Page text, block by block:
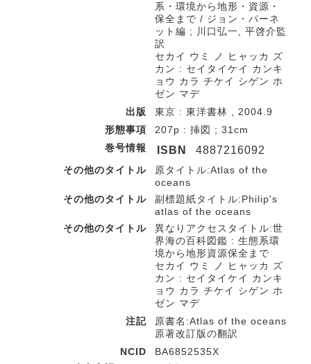
系・環境から地形・資源・
保全まで / ジョン・パーネ
ット編 ; 川口弘一, 平啓介監
訳
セカイ ウミ ノ ヒャッカ ズ
カン : セイタイケイ カンキ
ョウ カラ チケイ シゲン ホ
ゼン マデ
出版
東京 : 東洋書林 , 2004.9
形態事項
207p : 挿図 ; 31cm
巻号情報
ISBN 4887216092
その他のタイトル
原タイトル:Atlas of the
oceans
その他のタイトル
副標題紙タイトル:Philip's
atlas of the oceans
その他のタイトル
異なりアクセスタイトル:世
界海の百科図鑑 : 生態系環
境から地形資源保全まで
セカイ ウミ ノ ヒャッカ ズ
カン : セイタイケイ カンキ
ョウ カラ チケイ シゲン ホ
ゼン マデ
注記
原書名:Atlas of the oceans
原著改訂版の翻訳
NCID
BA6852535X